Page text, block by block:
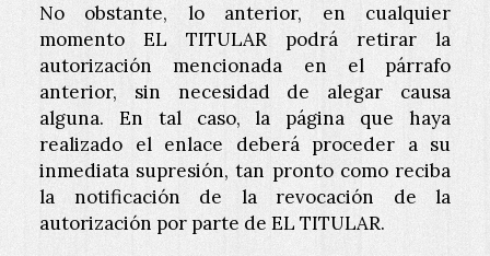
No obstante, lo anterior, en cualquier
momento EL TITULAR podrá retirar la
autorización mencionada en el párrafo
anterior, sin necesidad de alegar causa
alguna. En tal caso, la página que haya
realizado el enlace deberá proceder a su
inmediata supresión, tan pronto como reciba
la notificación de la revocación de la
autorización por parte de EL TITULAR.